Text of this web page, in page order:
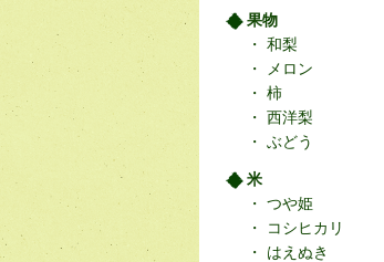
果物
和梨
メロン
柿
西洋梨
ぶどう
米
つや姫
コシヒカリ
はえぬき